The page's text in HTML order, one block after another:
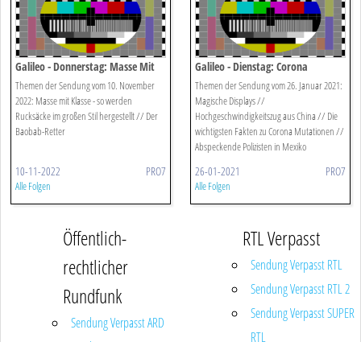
Galileo - Donnerstag: Masse Mit
Klasse - Rucksäcke
Themen der Sendung vom 10. November
2022: Masse mit Klasse - so werden
Rucksäcke im großen Stil hergestellt // Der
Baobab-Retter
10-11-2022 PRO7
Alle Folgen
Galileo - Dienstag: Corona
Mutationen - Die Wichtigsten
Fakten
Themen der Sendung vom 26. Januar 2021:
Magische Displays //
Hochgeschwindigkeitszug aus China // Die
wichtigsten Fakten zu Corona Mutationen //
Abspeckende Polizisten in Mexiko
26-01-2021 PRO7
Alle Folgen
Öffentlich-
rechtlicher
Rundfunk
Sendung Verpasst ARD
RTL Verpasst
Sendung Verpasst RTL
Sendung Verpasst RTL 2
Sendung Verpasst SUPER
RTL